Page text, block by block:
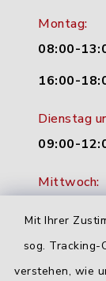
Mit Ihrer
sog. Tracking-
verstehen, wie
Montag:
08:00-
16:00-
Dienstag
09:00-
Mittwoch:
Freitag: